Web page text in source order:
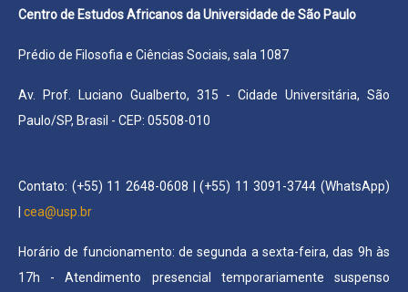
Centro de Estudos Africanos da Universidade de São Paulo
Prédio de Filosofia e Ciências Sociais, sala 1087
Av. Prof. Luciano Gualberto, 315 - Cidade Universitária, São
Paulo/SP, Brasil - CEP: 05508-010
Contato: (+55) 11 2648-0608 | (+55) 11 3091-3744 (WhatsApp)
cea@usp.br
Horário de funcionamento: de segunda a sexta-feira, das 9h às
17h - Atendimento presencial temporariamente suspenso